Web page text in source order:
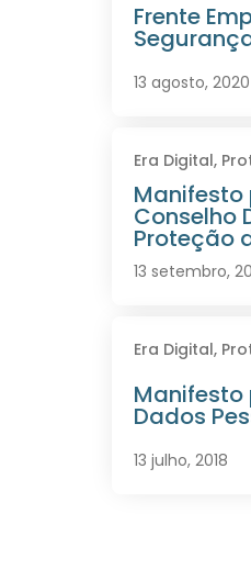
Frente
13 agosto, 2020
Era Digital,
Manifesto
Conselho
Proteção
13 setembro,
Era Digital,
Manifesto
Dados
13 julho, 2018